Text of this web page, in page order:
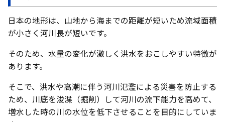
日本の地形は、山地から海までの距離が短いため流域面積
が小さく河川長が短いです。
そのため、水量の変化が激しく洪水をおこしやすい特徴が
あります。
そこで、洪水や高潮に伴う河川氾濫による災害を防止する
ため、川底を浚渫（掘削）して河川の流下能力を高めて、
増水した時の川の水位を低下させることを目的にしていま